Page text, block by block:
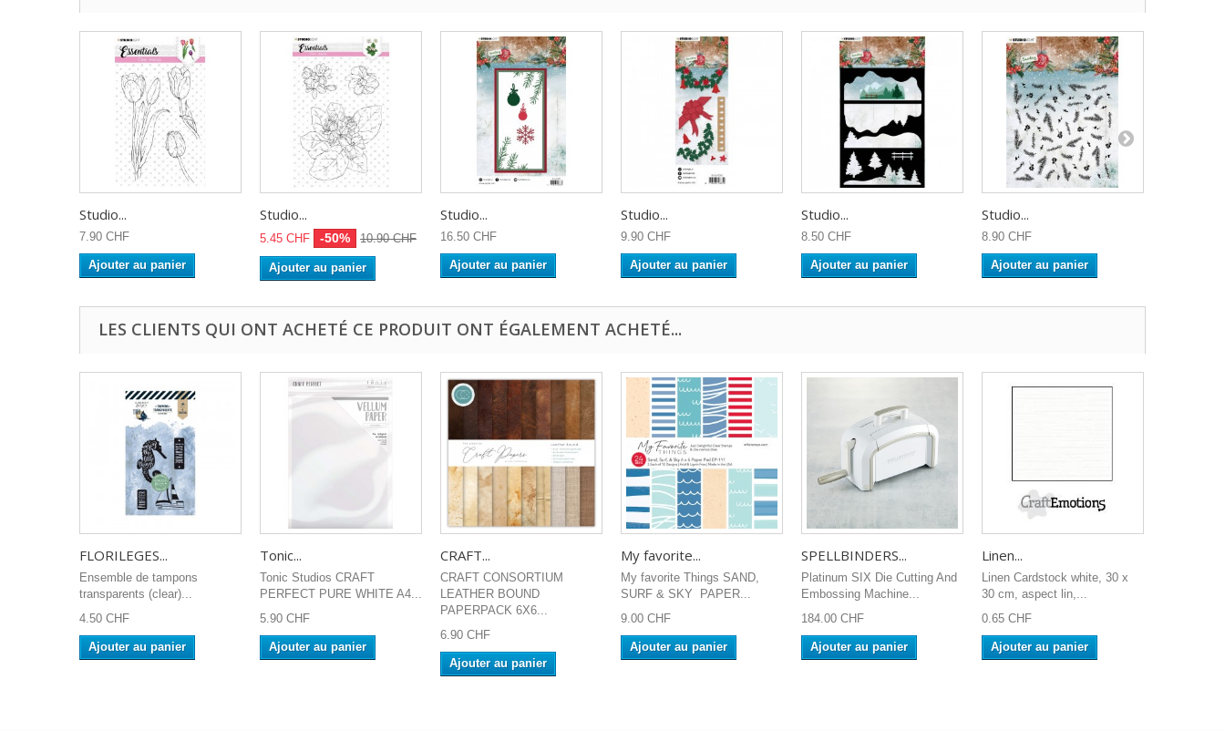
Studio...
7.90 CHF
Ajouter au panier
Studio...
5.45 CHF -50% 10.90 CHF
Ajouter au panier
Studio...
16.50 CHF
Ajouter au panier
Studio...
9.90 CHF
Ajouter au panier
Studio...
8.50 CHF
Ajouter au panier
Studio...
8.90 CHF
Ajouter au panier
LES CLIENTS QUI ONT ACHETÉ CE PRODUIT ONT ÉGALEMENT ACHETÉ...
FLORILEGES...
Ensemble de tampons
transparents (clear)...
4.50 CHF
Ajouter au panier
Tonic...
Tonic Studios CRAFT
PERFECT PURE WHITE A4...
5.90 CHF
Ajouter au panier
CRAFT...
CRAFT CONSORTIUM
LEATHER BOUND
PAPERPACK 6X6...
6.90 CHF
Ajouter au panier
My favorite...
My favorite Things SAND,
SURF & SKY PAPER...
9.00 CHF
Ajouter au panier
SPELLBINDERS...
Platinum SIX Die Cutting And
Embossing Machine...
184.00 CHF
Ajouter au panier
Linen...
Linen Cardstock white, 30 x
30 cm, aspect lin,...
0.65 CHF
Ajouter au panier